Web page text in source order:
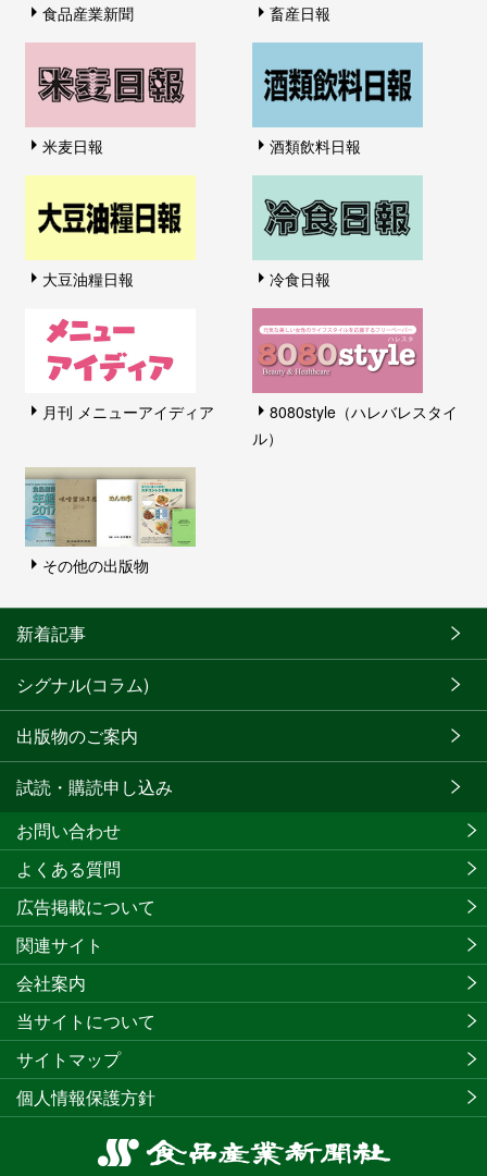
食品産業新聞 畜産日報
米麦日報 酒類飲料日報
大豆油糧日報 冷食日報
月刊 メニューアイディア
8080style（ハレバレスタイ
ル）
その他の出版物
新着記事
シグナル(コラム)
出版物のご案内
試読・購読申し込み
食
お問い合わせ
よくある質問
広告掲載について
関連サイト
会社案内
当サイトについて
サイトマップ
個人情報保護方針